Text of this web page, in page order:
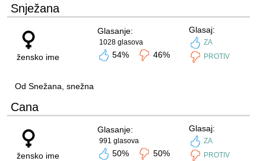
Snježana
žensko ime
Glasanje:
1028 glasova
54% 46%
Glasaj:
ZA
PROTIV
Od Snežana, snežna
Cana
žensko ime
Glasanje:
991 glasova
50% 50%
Glasaj:
ZA
PROTIV